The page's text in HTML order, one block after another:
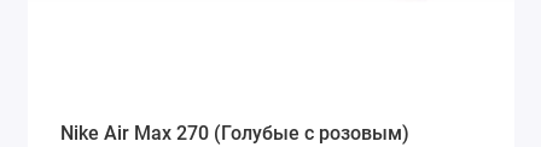
Nike Air Max 270 (Голубые с розовым)